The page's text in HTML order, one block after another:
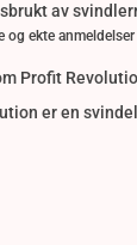
av
og ekte
Profit
er en svindel